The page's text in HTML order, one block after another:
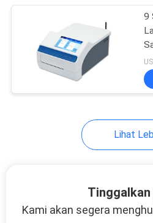
Vacuum
Dryer
Mesin
9
Lihat
Tinggalkan
Kami akan segera